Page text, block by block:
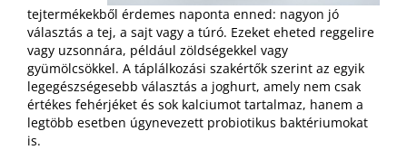
tejtermékekből érdemes naponta enned: nagyon jó
választás a tej, a sajt vagy a túró. Ezeket eheted reggelire
vagy uzsonnára, például zöldségekkel vagy
gyümölcsökkel. A táplálkozási szakértők szerint az egyik
legegészségesebb választás a joghurt, amely nem csak
értékes fehérjéket és sok kalciumot tartalmaz, hanem a
legtöbb esetben úgynevezett probiotikus baktériumokat
is.